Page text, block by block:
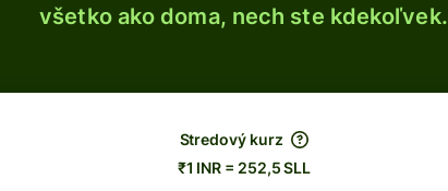
všetko ako doma, nech ste kdekoľvek.
Stredový kurz
₹1 INR = 252,5 SLL